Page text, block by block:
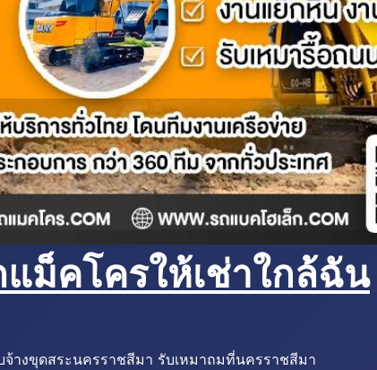
แม็คโครให้เช่าใกล้ฉัน
างขุดสระนครราชสีมา รับเหมาถมที่นครราชสีมา